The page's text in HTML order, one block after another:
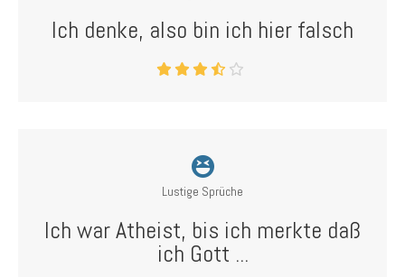
Ich denke, also bin ich hier falsch
Lustige Sprüche
Ich war Atheist, bis ich merkte daß
ich Gott ...